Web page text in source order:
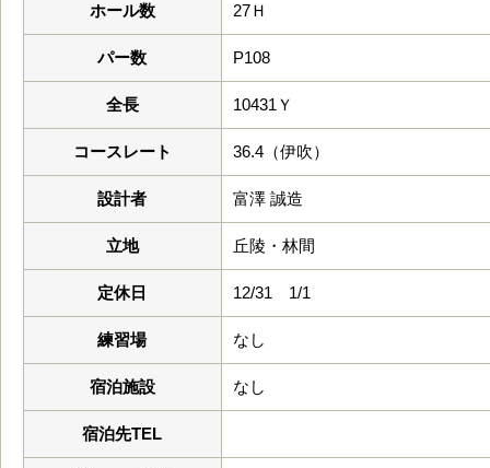
ホール数 27Ｈ
パー数 P108
全長 10431Ｙ
コースレート 36.4（伊吹）
設計者 富澤 誠造
立地 丘陵・林間
定休日 12/31 1/1
練習場 なし
宿泊施設 なし
宿泊先TEL